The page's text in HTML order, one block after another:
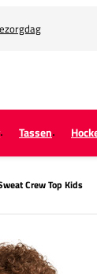
Tassen
Crew Top Kids